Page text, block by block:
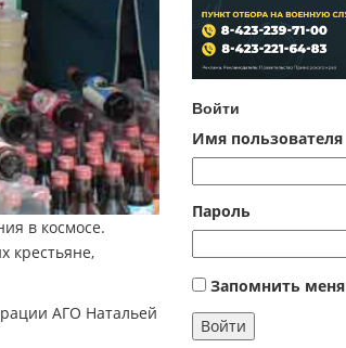
в космосе.
крестьяне,
АГО Натальей
Войти
Имя пользователя
Пароль
Запомнить меня
Войти